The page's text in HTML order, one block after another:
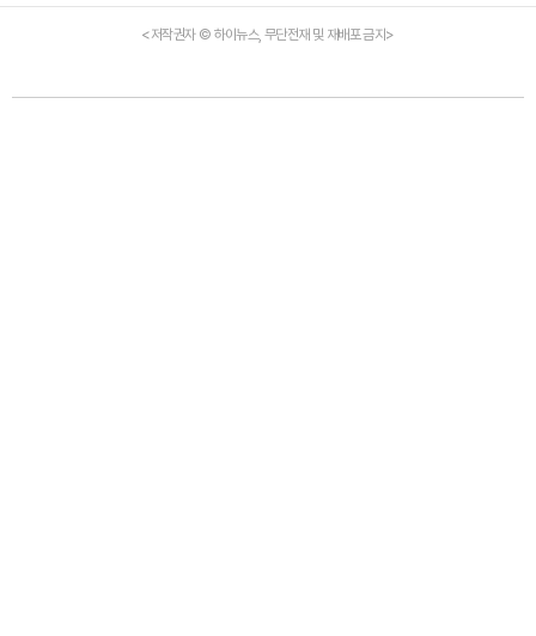
<저작권자 © 하이뉴스, 무단전재 및 재배포 금지>